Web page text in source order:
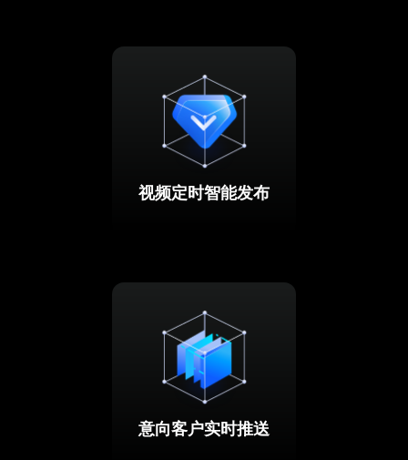
视频定时智能发布
意向客户实时推送